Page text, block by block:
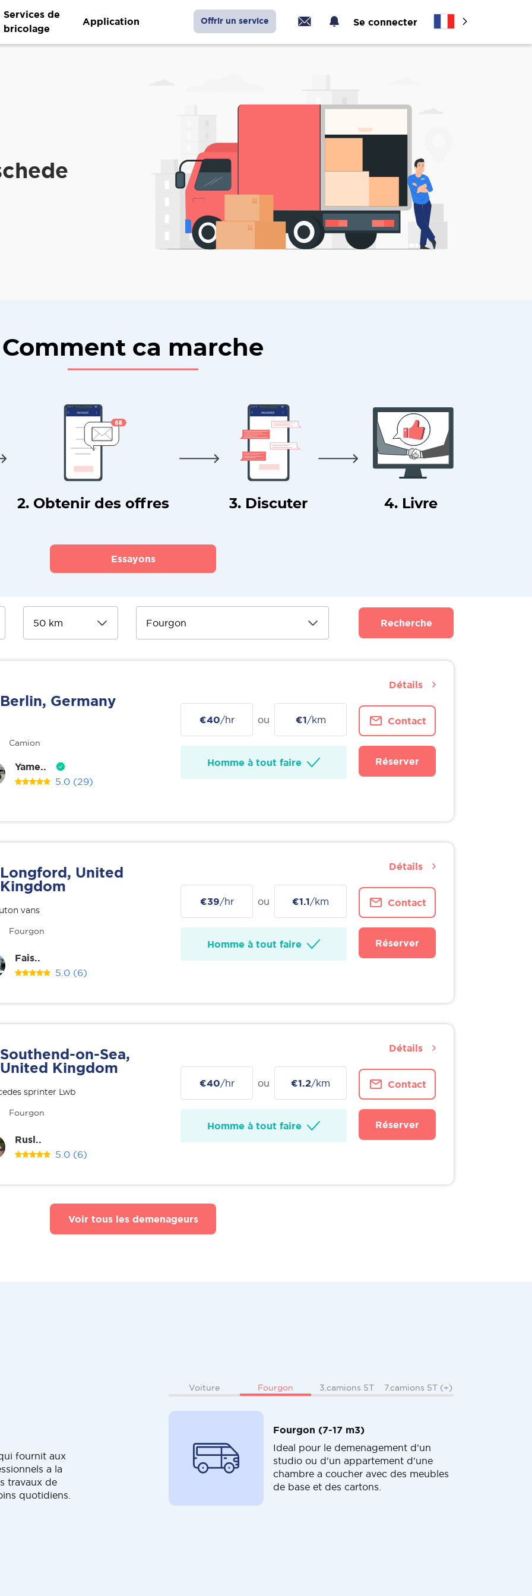
Services de
bricolage
Application Offrir un service Se connecter
Comment ca marche
2. Obtenir des offres 3. Discuter 4. Livre
Essayons
Recherche
Berlin, Germany
Camion
Yame..
5.0 (29)
€40/hr ou €1/km
Homme à tout faire
Contact
Réserver
Détails
Longford, United
Kingdom
vans
Fourgon
Fais..
5.0 (6)
€39/hr ou €1.1/km
Homme à tout faire
Contact
Réserver
Détails
Southend-on-Sea,
United Kingdom
sprinter Lwb
Fourgon
Rusl..
5.0 (6)
€40/hr ou €1.2/km
Homme à tout faire
Contact
Réserver
Détails
Voir tous les demenageurs
fournit aux
a la
travaux de
quotidiens.
Voiture Fourgon 3.camions 5T 7.camions 5T (+)
Fourgon (7-17 m3)
Ideal pour le demenagement d'un
studio ou d'un appartement d'une
chambre a coucher avec des meubles
de base et des cartons.